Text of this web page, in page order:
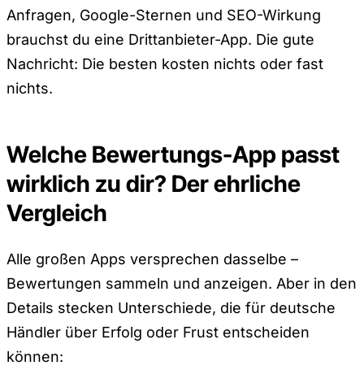
Anfragen, Google-Sternen und SEO-Wirkung
brauchst du eine Drittanbieter-App. Die gute
Nachricht: Die besten kosten nichts oder fast
nichts.
Welche Bewertungs-App passt
wirklich zu dir? Der ehrliche
Vergleich
Alle großen Apps versprechen dasselbe –
Bewertungen sammeln und anzeigen. Aber in den
Details stecken Unterschiede, die für deutsche
Händler über Erfolg oder Frust entscheiden
können: